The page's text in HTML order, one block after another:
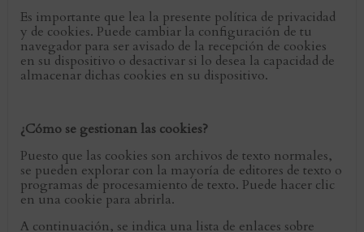
Es importante que lea la presente política de privacidad
y de cookies. Puede cambiar la configuración de tu
navegador para ser avisado de la recepción de cookies
en su dispositivo o desactivar si lo desea la capacidad de
almacenar dichas cookies en su dispositivo.
¿Cómo se gestionan las cookies?
Puesto que las cookies son archivos de texto normales,
se pueden explorar con la mayoría de editores de texto o
programas de procesamiento de texto. Puede hacer clic
en una cookie para abrirla.
A continuación, se indica una lista de enlaces sobre